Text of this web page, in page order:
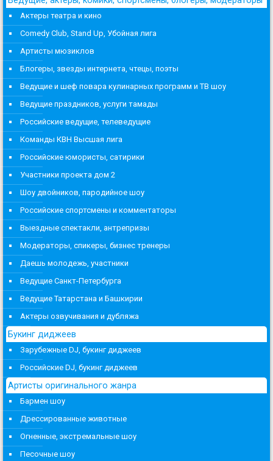
Актеры театра и кино
Comedy Club, Stand Up, Убойная лига
Артисты мюзиклов
Блогеры, звезды интернета, чтецы, поэты
Ведущие и шеф повара кулинарных программ и ТВ шоу
Ведущие праздников, услуги тамады
Российские ведущие, телеведущие
Команды КВН Высшая лига
Российские юмористы, сатирики
Участники проекта дом 2
Шоу двойников, пародийное шоу
Российские спортсмены и комментаторы
Выездные спектакли, антрепризы
Модераторы, спикеры, бизнес тренеры
Даешь молодежь, участники
Ведущие Санкт-Петербурга
Ведущие Татарстана и Башкирии
Актеры озвучивания и дубляжа
Букинг диджеев
Зарубежные DJ, букинг диджеев
Российские DJ, букинг диджеев
Артисты оригинального жанра
Бармен шоу
Дрессированные животные
Огненные, экстремальные шоу
Песочные шоу